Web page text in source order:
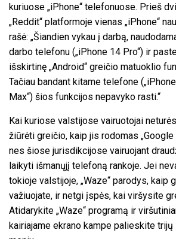
kuriuose „iPhone“ telefonuose. Prieš
„Reddit“ platformoje vienas „iPhone“
rašė: „Šiandien vykau į darbą,
darbo telefonu („iPhone 14 Pro“) ir
išskirtinę „Android“ greičio matuoklio
Tačiau bandant kitame telefone
Max“) šios funkcijos nepavyko rasti.“
Kai kuriose valstijose vairuotojai
žiūrėti greičio, kaip jis rodomas „Google
nes šiose jurisdikcijose vairuojant
laikyti išmanųjį telefoną rankoje. Jei
tokioje valstijoje, „Waze“ parodys, kaip
važiuojate, ir netgi įspės, kai viršysite
Atidarykite „Waze“ programą ir
kairiajame ekrano kampe palieskite trijų